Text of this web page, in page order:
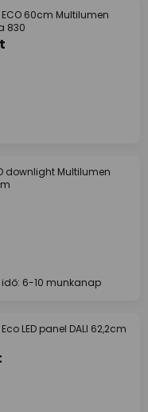
ECO 60cm Multilumen
830
downlight Multilumen
6-10 munkanap
LED panel DALI 62,2cm